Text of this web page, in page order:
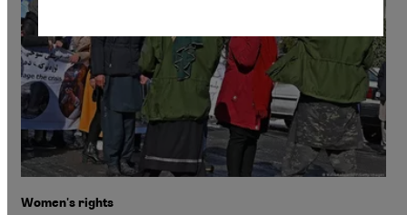
Women's rights